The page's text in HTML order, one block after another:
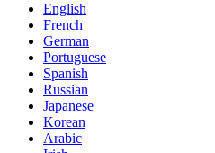
English
French
German
Portuguese
Spanish
Russian
Japanese
Korean
Arabic